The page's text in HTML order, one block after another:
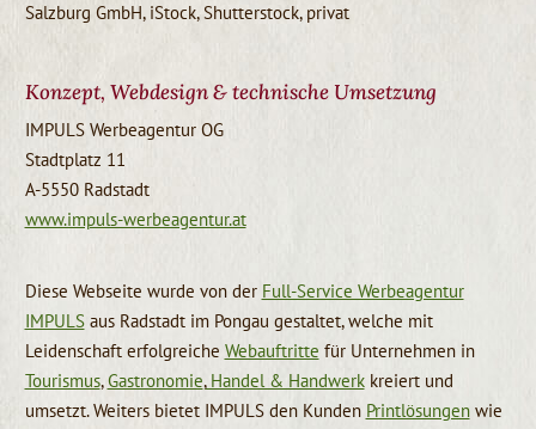
Salzburg GmbH, iStock, Shutterstock, privat
Konzept, Webdesign & technische Umsetzung
IMPULS Werbeagentur OG
Stadtplatz 11
A-5550 Radstadt
www.impuls-werbeagentur.at
Diese Webseite wurde von der Full-Service Werbeagentur
IMPULSaus Radstadt im Pongau gestaltet, welche mit
Leidenschaft erfolgreiche Webauftritte für Unternehmen in
Tourismus,Gastronomie,Handel & Handwerkkreiert und
umsetzt. Weiters bietet IMPULS den Kunden Printlösungenwie